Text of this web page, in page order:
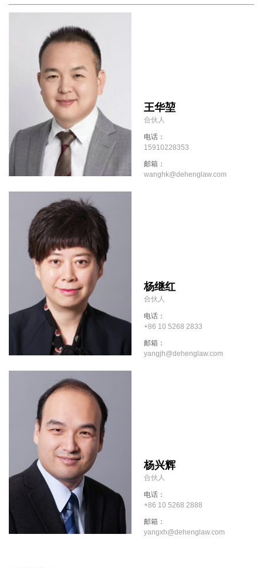
王华堃
合伙人
电话：
15910228353
邮箱：
wanghk@dehenglaw.com
杨继红
合伙人
电话：
+86 10 5268 2833
邮箱：
yangjh@dehenglaw.com
杨兴辉
合伙人
电话：
+86 10 5268 2888
邮箱：
yangxh@dehenglaw.com